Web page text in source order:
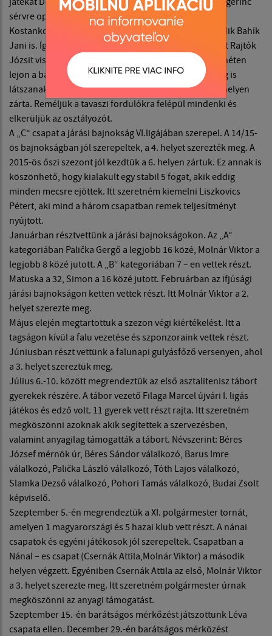
sérvre operálták így az őszi szezont kihagyta. Közben
Kostanko László is lebetegedett. Betegséggel küszködik Bahík
Jani is. Így hát úgy döntöttünk, hogy régi játékosunkat Rajtók
Józsit vissza igazoljuk. Ő Losoncon lakik, de minden héten
lejön a bajnoki mecsre. Sajnos ezek a betegségek meg is
látszanak a csapat eredményein. Az őszi szezont a 9. helyen
zárta. Reméljük a tavaszi fordulókra felépül mindenki és
elkerüljük az osztályozót.
A „C“ csapat a járási bajnokság VI.ligájában szerepel. A 14/15-
ös bajnokságban jól szerepeltek, a 4. helyet szerezték meg. A
2015-ös őszi szezont jól kezdtük a 6. helyen zártuk. Ez annak is
köszönhető, hogy kialakult egy stabil 5 fogat, akik eddig
minden mecsre ejöttek. Itt szeretném kiemelni Liszkovics
Pétert, aki mind a három csapatban remek teljesítményt
nyújtott.
Januárban résztvettünk a járási bajnokságokon. Az „A“
kategoriában Palička Gergő a legjobb 16 közé, Molnár Viktor a
legjobb 8 közé jutott. A „B“ kategoriában 7 – en vettek részt.
Matuska a 32, Simon a 16 közé jutott. Februárban az ifjúsági
járási bajnokságon ketten vettek részt. Itt Molnár Viktor a 2.
helyet szerezte meg.
Május elején megtartottuk a szezon végi kiértékelést. Itt a
tagságon kívül a falu vezetése és szponzoraink vettek részt.
Júniusban részt vettünk a falunapi gulyásfőző versenyen, ahol
a 3. helyet szereztük meg.
Július 6.-10. között megrendeztük az első asztalitenisz tábort
gyerekek részére. A tábor vezető Filaga Marcel újvári I. ligás
játékos és edző volt. 11 gyerek vett részt rajta. Itt szeretném
megköszönni azoknak akik segítettek a szervezésben,
valamint anyagilag támogatták a tábort. Névszerint: Béres
József mérnök úr, Béres Sándor válalkozó, Barus Imre
válalkozó, Palička László válalkozó, Tóth Lajos válalkozó,
Slamka Dezső válalkozó, Pohori Tamás válalkozó, Budai Zsolt
képviselő.
Szeptember 5.-én megrendeztük a XI. polgármester tornát,
amelyen 1 magyarországi és 5 hazai klub vett részt. A nánai
csapatok és egyéni játékosok jól szerepeltek. Csapatban a
NánaI – es csapat (Csernák Attila,Molnár Viktor) a második
helyen végzett. Egyéniben Csernák Attila az első, Molnár Viktor
a 3. helyet szerezte meg. Itt szeretném polgármester úrnak
megköszönni az anyagi támogatást.
Szeptember 15.-én barátságos mérkőzést játszottunk Léva
csapata ellen. December 29.-én barátságos mérközést